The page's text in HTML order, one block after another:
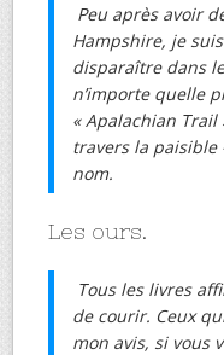
Peu après avoir
Hampshire, je
disparaître dans
n’importe quelle
« Apalachian Trail
travers la paisible
nom.
Les ours.
Tous les livres
de courir. Ceux
mon avis, si vous